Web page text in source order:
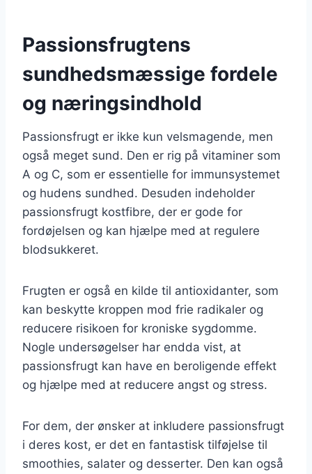
Passionsfrugtens
sundhedsmæssige fordele
og næringsindhold
Passionsfrugt er ikke kun velsmagende, men
også meget sund. Den er rig på vitaminer som
A og C, som er essentielle for immunsystemet
og hudens sundhed. Desuden indeholder
passionsfrugt kostfibre, der er gode for
fordøjelsen og kan hjælpe med at regulere
blodsukkeret.
Frugten er også en kilde til antioxidanter, som
kan beskytte kroppen mod frie radikaler og
reducere risikoen for kroniske sygdomme.
Nogle undersøgelser har endda vist, at
passionsfrugt kan have en beroligende effekt
og hjælpe med at reducere angst og stress.
For dem, der ønsker at inkludere passionsfrugt
i deres kost, er det en fantastisk tilføjelse til
smoothies, salater og desserter. Den kan også